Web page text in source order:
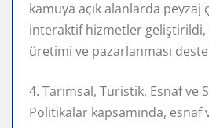
kamuya açık alanlarda peyzaj
interaktif hizmetler
üretimi ve pazarlanması
4. Tarımsal, Turistik, Esnaf ve
Politikalar kapsamında,